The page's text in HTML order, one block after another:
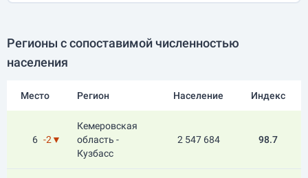
Регионы с сопоставимой численностью
населения
Место Регион Население Индекс
6 -2▼
Кемеровская
область -
Кузбасс
2 547 684 98.7